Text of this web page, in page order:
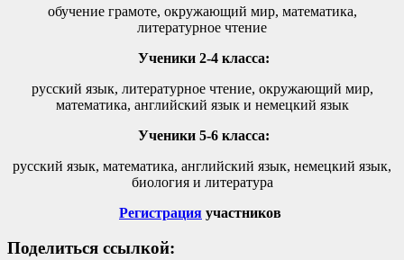
обучение грамоте, окружающий мир, математика,
литературное чтение
Ученики 2-4 класса:
русский язык, литературное чтение, окружающий мир,
математика, английский язык и немецкий язык
Ученики 5-6 класса:
русский язык, математика, английский язык, немецкий язык,
биология и литература
Регистрация участников
Поделиться ссылкой: